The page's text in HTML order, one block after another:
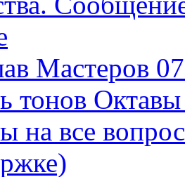
Мастеров
тонов
на все